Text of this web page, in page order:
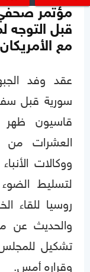
مؤتمر
قبل التوجه
مع
عقد وفد
سورية قبل
العشرات من
ووكالات
لتسليط الضوء
روسيا للقاء
والحديث عن
تشكيل
وقراره أمس.